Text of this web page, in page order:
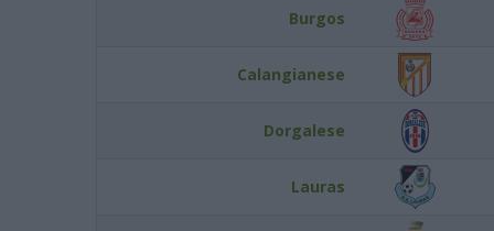
Burgos
Calangianese
Dorgalese
Lauras